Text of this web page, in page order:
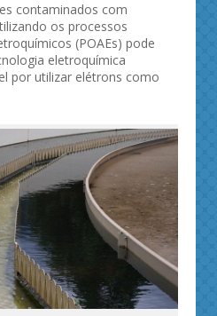
contaminados com
os processos
(POAEs) pode
eletroquímica
por utilizar elétrons como